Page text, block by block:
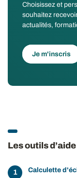
Choisissez et
souhaitez
actualités,
Je m'inscris
Les outils
Calculette